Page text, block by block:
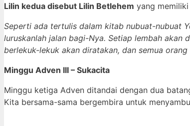
Lilin kedua disebut Lilin Betlehem yang
Seperti ada tertulis dalam kitab nubuat-nubuat
luruskanlah jalan bagi-Nya. Setiap lembah
berlekuk-lekuk akan diratakan, dan semua
Minggu Adven III – Sukacita
Minggu ketiga Adven ditandai dengan dua
Kita bersama-sama bergembira untuk